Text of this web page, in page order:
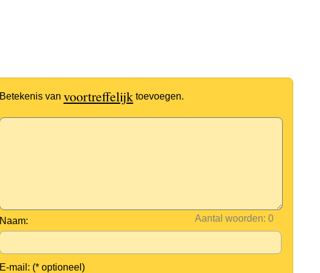
Betekenis van voortreffelijk toevoegen.
Aantal woorden:
Naam:
E-mail: (* optioneel)